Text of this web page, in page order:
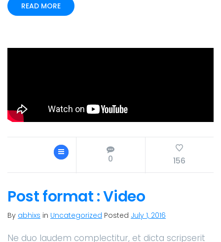
READ MORE
0 156
Post format : Video
By abhixs in Uncategorized Posted July 1, 2016
Ne duo laudem complectitur, et dicta scripserit